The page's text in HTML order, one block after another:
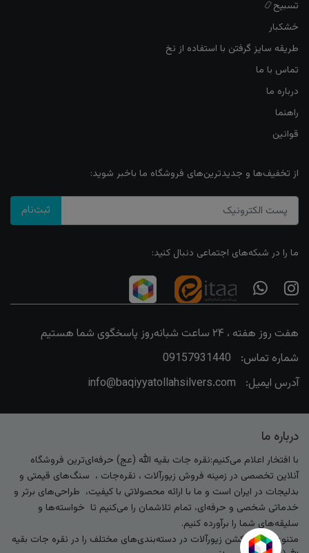
تسبیح📿
خشکبار
طریقه سایز گرفتن با استفاده از نخ
تماس با ما
درباره ما
راهنما
قوانین
از تخفیف‌ها و جدیدترین‌های فروشگاه ما باخبر شوید:
ثبت‌نام
ما را در شبکه‌های اجتماعی دنبال کنید:
هفت روز هفته ، ۲۴ ساعت شبانه‌روز پاسخگوی شما هستیم
شماره تماس:
09157931440
آدرس ایمیل:
info@baqiyyatollahsilvers.com
درباره ما
با افتخار اعلام می‌کنیم:نقره جات بقیه الله (عج) حرفه‌ای‌ترین فروشگاه
آنلاین تخصصی در زمینه فروش زیورآلات ، نقره‌جات ، سنگ‌های قیمتی و
بدلیجات در ایران است و ما با ارائه محصولاتی با کیفیت، طراحی‌های برتر و
خدماتی شخصی و حرفه‌ای، تمام تلاشمان را می‌کنیم تا خواسته‌ها و
سلیقه‌های شما را برآورده کنیم.
متنوع‌ترین کالکشن زیورآلات در دسته‌بندی‌های مختلف را در نقره جات بقیه